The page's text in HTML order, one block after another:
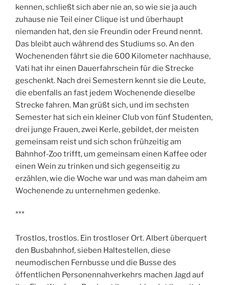
kennen, schließt sich aber nie an, so wie sie ja auch
zuhause nie Teil einer Clique ist und überhaupt
niemanden hat, den sie Freundin oder Freund nennt.
Das bleibt auch während des Studiums so. An den
Wochenenden fährt sie die 600 Kilometer nachhause,
Vati hat ihr einen Dauerfahrschein für die Strecke
geschenkt. Nach drei Semestern kennt sie die Leute,
die ebenfalls an fast jedem Wochenende dieselbe
Strecke fahren. Man grüßt sich, und im sechsten
Semester hat sich ein kleiner Club von fünf Studenten,
drei junge Frauen, zwei Kerle, gebildet, der meisten
gemeinsam reist und sich schon frühzeitig am
Bahnhof-Zoo trifft, um gemeinsam einen Kaffee oder
einen Wein zu trinken und sich gegenseitig zu
erzählen, wie die Woche war und was man daheim am
Wochenende zu unternehmen gedenke.
***
Trostlos, trostlos. Ein trostloser Ort. Albert überquert
den Busbahnhof, sieben Haltestellen, diese
neumodischen Fernbusse und die Busse des
öffentlichen Personennahverkehrs machen Jagd auf